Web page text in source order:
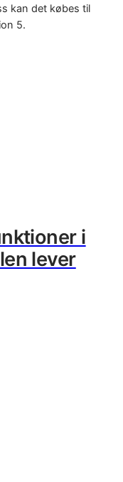
kan det købes til
5.
i
lever